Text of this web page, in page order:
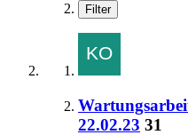
Filter
22.02.23 31